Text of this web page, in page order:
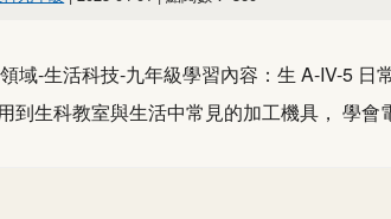
域-生活科技-九年級學習內容：生 A-IV-5
到生科教室與生活中常見的加工機具， 學